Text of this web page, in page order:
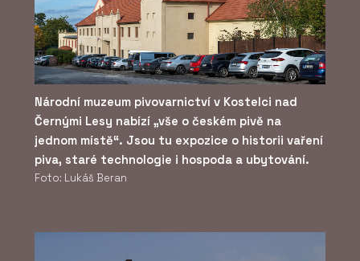
Národní muzeum pivovarnictví v Kostelci nad
Černými Lesy nabízí „vše o českém pivě na
jednom místě“. Jsou tu expozice o historii vaření
piva, staré technologie i hospoda a ubytování.
Foto: Lukáš Beran